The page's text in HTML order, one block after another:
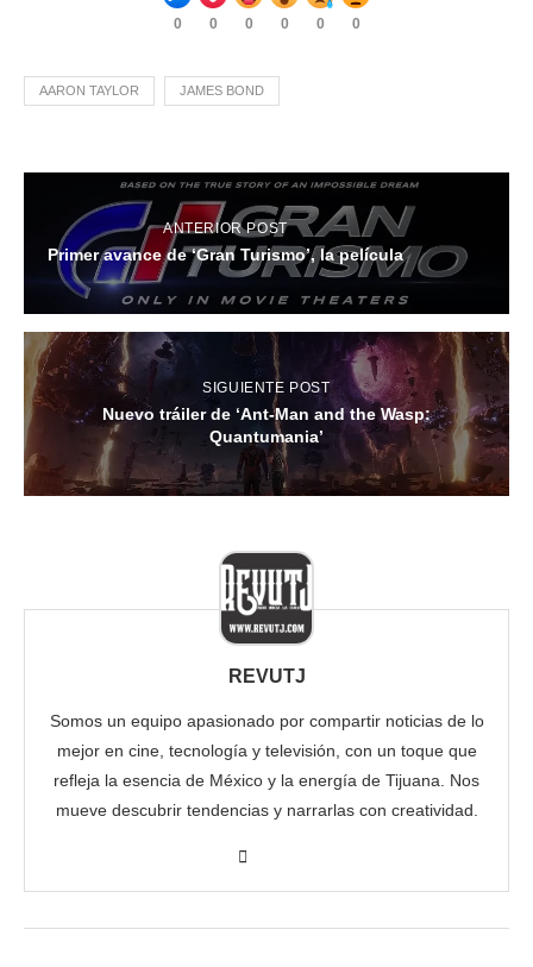
0 0 0 0 0 0
AARON TAYLOR JAMES BOND
ANTERIOR POST
Primer avance de ‘Gran Turismo’, la película
SIGUIENTE POST
Nuevo tráiler de ‘Ant-Man and the Wasp:
Quantumania’
REVUTJ
Somos un equipo apasionado por compartir noticias de lo
mejor en cine, tecnología y televisión, con un toque que
refleja la esencia de México y la energía de Tijuana. Nos
mueve descubrir tendencias y narrarlas con creatividad.